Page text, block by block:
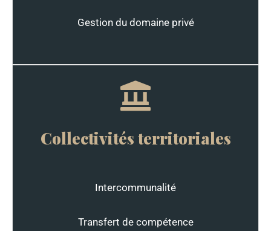
Gestion du domaine privé
Collectivités territoriales
Intercommunalité
Transfert de compétence